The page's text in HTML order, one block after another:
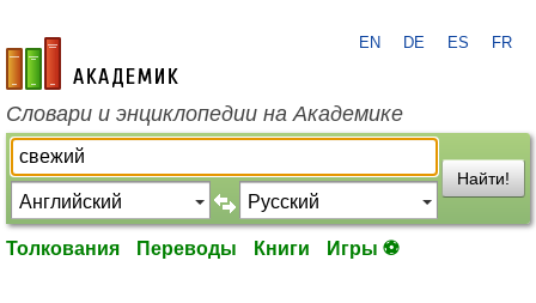
academic.ru
EN DE ES FR
Словари и энциклопедии на Академике
Найти!
Толкования Переводы Книги Игры ⚽